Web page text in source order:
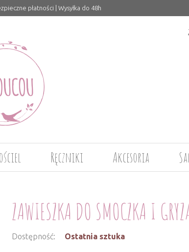
płatności | Wysyłka do 48h
Ręczniki Akcesoria
ZAWIESZKA DO SMOCZKA I
Dostępność: Ostatnia sztuka